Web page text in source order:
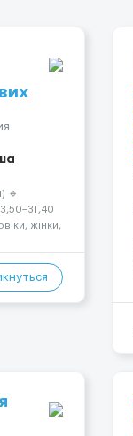
🔹
жінки,